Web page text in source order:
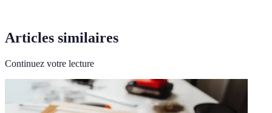
Articles similaires
Continuez votre lecture